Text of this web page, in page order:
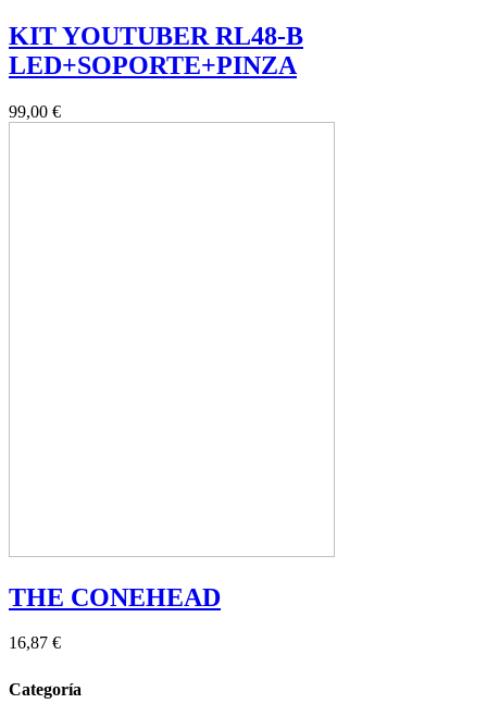
KIT YOUTUBER RL48-B
LED+SOPORTE+PINZA
99,00 €
THE CONEHEAD
16,87 €
Categoría